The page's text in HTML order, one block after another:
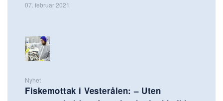
07. februar 2021
Nyhet
Fiskemottak i Vesterålen: – Uten